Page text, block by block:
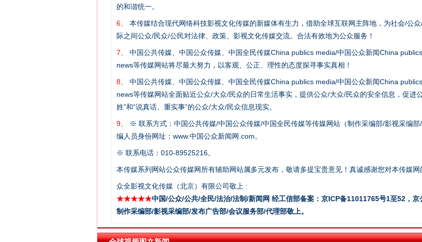
的和谐统一。
6、
本传媒结合现代网络科技影视文化传媒的新媒体有生力，借助全球互联网主阵地，为社会/公
际之间公众/民众/公民对法律、政策、影视文化传媒交流。合法有效地为公众服务！
7、
中国公共传媒、中国公众传媒、中国全民传媒China publics media/中国公众新闻China
news等传媒网站将尽最大努力，以客观、公正、理性的态度探寻事实真相！
8、
中国公共传媒、中国公众传媒、中国全民传媒China publics media/中国公众新闻China
news等传媒网站全面贴近公众/大众/民众的日常生活事实，提供公众/大众/民众的安全信息，促进
姓”和“说真话、重实事”的公众/大众/民众信息现实。
9、
※ 联系方式：中国公共传媒/中国公众传媒/中国全民传媒等传媒网站（制作采编部/影视采编
编人员身份网址：www.中国公众新闻网.com。
※ 联系电话：010-89525216。
本传媒系列网站公众传媒网所有辅助网站属多元发布，敬请多提宝贵意见！真诚感谢您对本传媒网
众全影视文化传媒（北京）有限公司敬上 :
★★★★★中国/公众/公共/全民/法治/法制/新闻网 经工信部备案：京ICP备11011765号1至52，京
制作采编部/影视采编部/发布广告部/会议服务部/代理部敬上。
在谋一域中谋全局